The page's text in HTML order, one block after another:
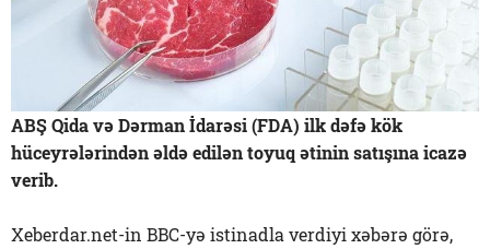
ABŞ Qida və Dərman İdarəsi (FDA) ilk dəfə kök
hüceyrələrindən əldə edilən toyuq ətinin satışına icazə
verib.
Xeberdar.net-in BBC-yə istinadla verdiyi xəbərə görə,